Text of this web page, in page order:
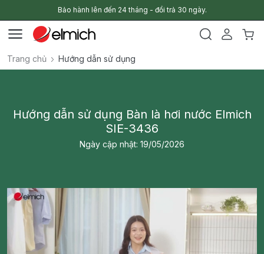
Bảo hành lên đến 24 tháng - đổi trả 30 ngày.
Trang chủ Hướng dẫn sử dụng
Hướng dẫn sử dụng Bàn là hơi nước Elmich
SIE-3436
Ngày cập nhật: 19/05/2026